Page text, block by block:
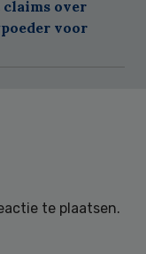
over
voor
te plaatsen.